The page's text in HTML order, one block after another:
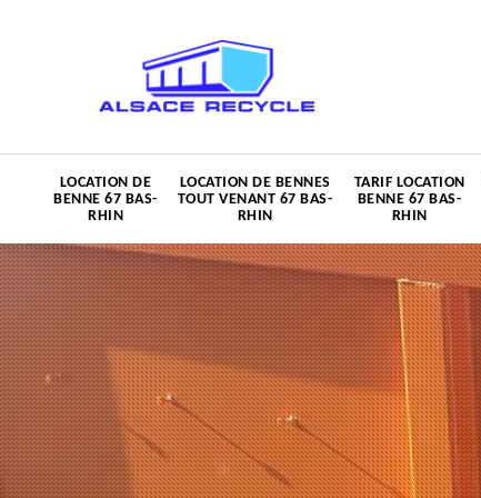
LOCATION DE
BENNE 67 BAS-
RHIN
LOCATION DE BENNES
TOUT VENANT 67 BAS-
RHIN
TARIF LOCATION
BENNE 67 BAS-
RHIN